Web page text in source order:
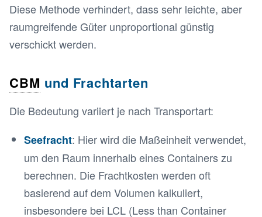
Diese Methode verhindert, dass sehr leichte, aber
raumgreifende Güter unproportional günstig
verschickt werden.
CBM und Frachtarten
Die Bedeutung variiert je nach Transportart:
Seefracht: Hier wird die Maßeinheit verwendet,
um den Raum innerhalb eines Containers zu
berechnen. Die Frachtkosten werden oft
basierend auf dem Volumen kalkuliert,
insbesondere bei LCL (Less than Container